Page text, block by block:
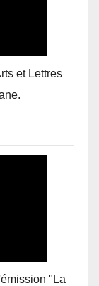
et Lettres
"La